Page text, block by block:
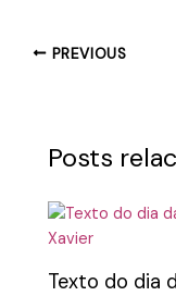
PREVIOUS
Posts
Texto do dia